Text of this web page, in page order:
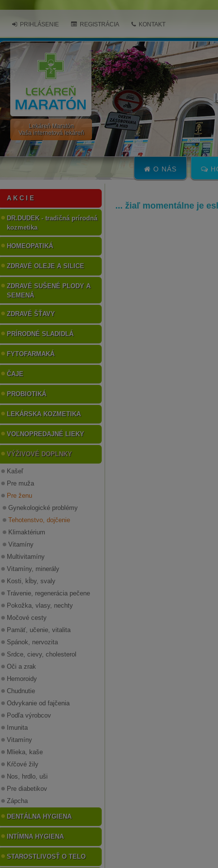
Lekáreň Maratón
Vaša internetová lekáreň
PRIHLÁSENIE REGISTRÁCIA KONTAKT
O NÁS
A K C I E
DR.DUDEK - tradičná prírodná
kozmetika
HOMEOPATIKÁ
ZDRAVÉ OLEJE A SILICE
ZDRAVÉ SUŠENÉ PLODY A
SEMENÁ
ZDRAVÉ ŠŤAVY
PRÍRODNÉ SLADIDLÁ
FYTOFARMAKÁ
ČAJE
PROBIOTIKÁ
LEKÁRSKA KOZMETIKA
VOĽNOPREDAJNÉ LIEKY
VÝŽIVOVÉ DOPLNKY
Kašeľ
Pre muža
Pre ženu
Gynekologické problémy
Tehotenstvo, dojčenie
Klimaktérium
Vitamíny
Multivitamíny
Vitamíny, minerály
Kosti, kĺby, svaly
Trávenie, regenerácia pečene
Pokožka, vlasy, nechty
Močové cesty
Pamäť, učenie, vitalita
Spánok, nervozita
Srdce, cievy, cholesterol
Oči a zrak
Hemoroidy
Chudnutie
Odvykanie od fajčenia
Podľa výrobcov
Imunita
Vitamíny
Mlieka, kaše
Kŕčové žily
Nos, hrdlo, uši
Pre diabetikov
Zápcha
DENTÁLNA HYGIENA
INTÍMNA HYGIENA
STAROSTLIVOSŤ O TELO
... žiaľ momentálne je